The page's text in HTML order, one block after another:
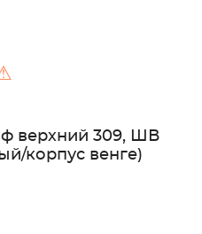
верхний 309, ШВ
корпус венге)